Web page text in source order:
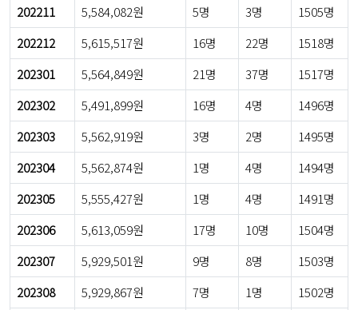
202211 5,584,082원 5명 3명
1505명
202212
5,615,517원 16명 22명
1518명
202301
5,564,849원 21명 37명
1517명
202302
5,491,899원 16명 4명
1496명
202303
5,562,919원 3명 2명
1495명
202304
5,562,874원 1명 4명
1494명
202305
5,555,427원 1명 4명
1491명
202306
5,613,059원 17명 10명
1504명
202307
5,929,501원 9명 8명
1503명
202308
5,929,867원 7명 1명
1502명